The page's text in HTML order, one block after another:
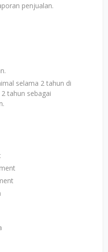
penjualan.
selama 2 tahun di
tahun sebagai